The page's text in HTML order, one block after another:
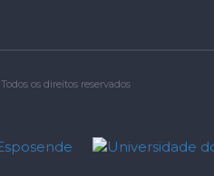
Todos os direitos reservados